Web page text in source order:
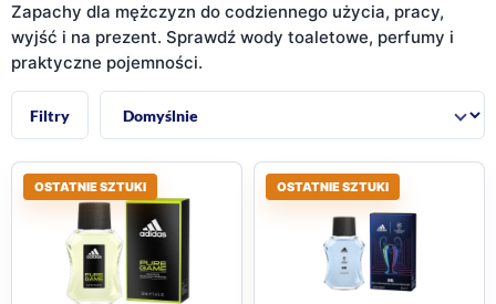
Zapachy dla mężczyzn do codziennego użycia, pracy,
wyjść i na prezent. Sprawdź wody toaletowe, perfumy i
praktyczne pojemności.
Filtry
Sortuj:
OSTATNIE SZTUKI OSTATNIE SZTUKI